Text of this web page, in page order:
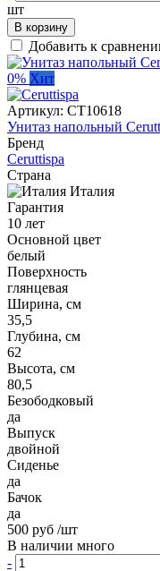
шт
В корзину
Добавить к
0% Хит
Артикул: CT10618
Унитаз напольный
Бренд
Ceruttispa
Страна
Италия
Гарантия
10 лет
Основной цвет
белый
Поверхность
глянцевая
Ширина, см
35,5
Глубина, см
62
Высота, см
80,5
Безободковый
да
Выпуск
двойной
Сиденье
да
Бачок
да
500 руб /шт
В наличии много
-